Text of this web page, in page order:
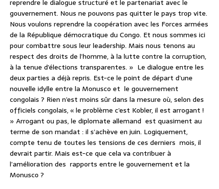
reprendre le dialogue structuré et le partenariat avec le
gouvernement. Nous ne pouvons pas quitter le pays trop vite.
Nous voulons reprendre la coopération avec les Forces armées
de la République démocratique du Congo. Et nous sommes ici
pour combattre sous leur leadership. Mais nous tenons au
respect des droits de l’homme, à la lutte contre la corruption,
à la tenue d’élections transparentes. » Le dialogue entre les
deux parties a déjà repris. Est-ce le point de départ d’une
nouvelle idylle entre la Monusco et le gouvernement
congolais ? Rien n’est moins sûr dans la mesure où, selon des
officiels congolais, « le problème c’est Kobler, il est arrogant !
» Arrogant ou pas, le diplomate allemand est quasiment au
terme de son mandat : il s’achève en juin. Logiquement,
compte tenu de toutes les tensions de ces derniers mois, il
devrait partir. Mais est-ce que cela va contribuer à
l’amélioration des rapports entre le gouvernement et la
Monusco ?